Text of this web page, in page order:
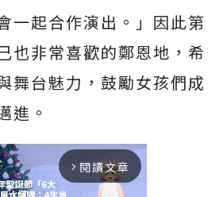
一起合作演出。」 因此第
也非常喜歡的鄭恩地， 希
舞台魅力，鼓勵女孩們成
進。
arrow_forward_ios 閱讀文章